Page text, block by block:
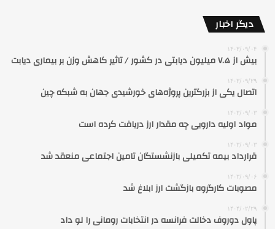
دیگر اخبار
۱۴۰۳/۰۹/۰۴
بیش از ۷.۵ میلیون دیابتی در کشور / تاثیر کاهش وزن بر بیماری دیابت
۱۴۰۳/۰۹/۲۹
اتصال یکی از بزرگترین پروژه‌های خورشیدی جهان به شبکه چین
۱۴۰۳/۰۹/۰۳
مواد اولیه دارویی چه مقدار ارز دریافت کرده است
۱۴۰۳/۰۹/۰۳
قرارداد بیمه تکمیلی بازنشستگان تامین اجتماعی منعقد شد
۱۴۰۳/۰۹/۰۶
مصوبات کارگروه بازگشت ارز ابلاغ شد
۱۴۰۴/۰۲/۲۹
پاول دوروف دخالت فرانسه در انتخابات رومانی را لو داد